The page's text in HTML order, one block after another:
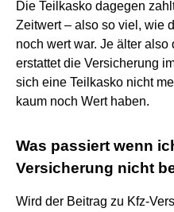
Die Teilkasko dagegen
Zeitwert – also so viel, wie
noch wert war. Je älter
erstattet die Versicherung
sich eine Teilkasko nicht
kaum noch Wert haben.
Was passiert wenn
Versicherung nicht
Wird der Beitrag zu Kfz-